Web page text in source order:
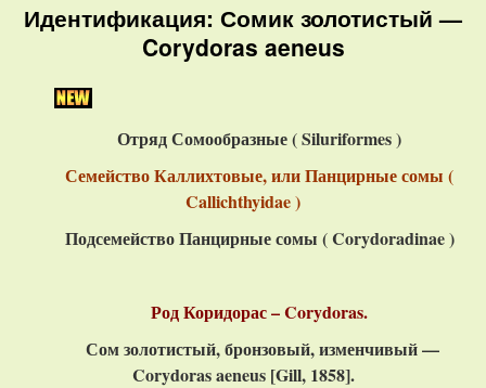
Идентификация: Сомик золотистый —
Corydoras aeneus
Отряд Сомообразные ( Siluriformes )
Семейство Каллихтовые, или Панцирные сомы (
Callichthyidae )
Подсемейство Панцирные сомы ( Corydoradinae )
Род Коридорас – Corydoras.
Сом золотистый, бронзовый, изменчивый —
Corydoras aeneus [Gill, 1858].